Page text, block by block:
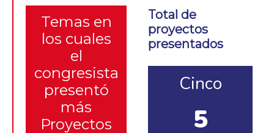
Temas en
los cuales
el
congresista
presentó
más
Proyectos
Total de
proyectos
presentados
Cinco
5